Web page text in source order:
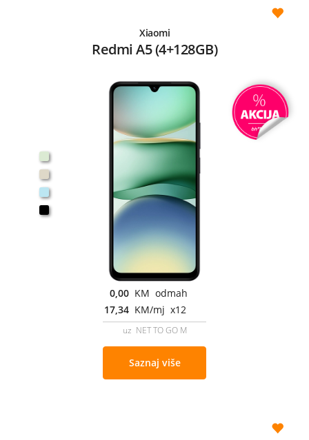
Xiaomi
Redmi A5 (4+128GB)
0,00 KM odmah
17,34 KM/mj x12
uz NET TO GO M
Saznaj više